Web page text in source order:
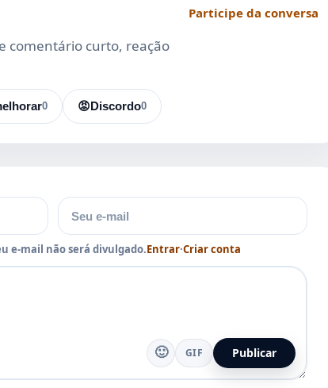
comentário curto, reação
Participe da conversa
0 😡 0
Discordo
E-mail
e-mail não será divulgado.Entrar·Criar conta
🙂 GIF Publicar